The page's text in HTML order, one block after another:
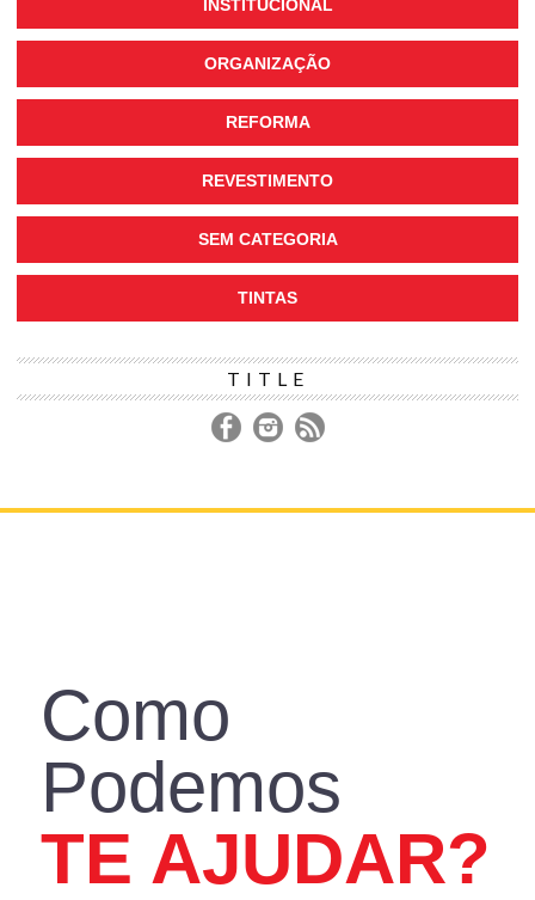
INSTITUCIONAL
ORGANIZAÇÃO
REFORMA
REVESTIMENTO
SEM CATEGORIA
TINTAS
TITLE
Como
Podemos
TE AJUDAR?